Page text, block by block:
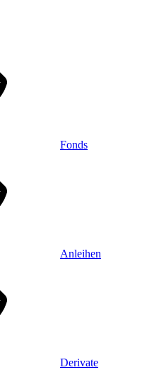
Fonds
Anleihen
Derivate